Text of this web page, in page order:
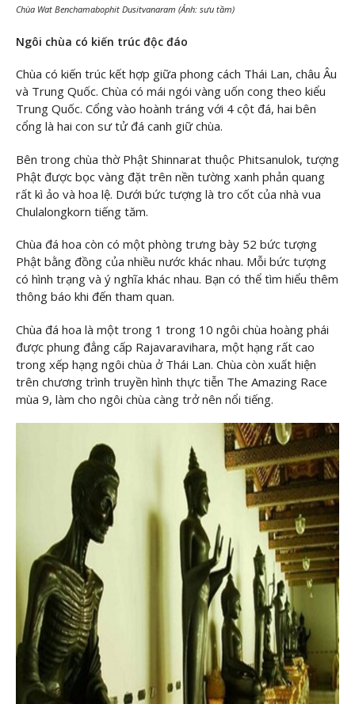
Chùa Wat Benchamabophit Dusitvanaram (Ảnh: sưu tầm)
Ngôi chùa có kiến trúc độc đáo
Chùa có kiến trúc kết hợp giữa phong cách Thái Lan, châu Âu
và Trung Quốc. Chùa có mái ngói vàng uốn cong theo kiểu
Trung Quốc. Cổng vào hoành tráng với 4 cột đá, hai bên
cổng là hai con sư tử đá canh giữ chùa.
Bên trong chùa thờ Phật Shinnarat thuộc Phitsanulok, tượng
Phật được bọc vàng đặt trên nền tường xanh phản quang
rất kì ảo và hoa lệ. Dưới bức tượng là tro cốt của nhà vua
Chulalongkorn tiếng tăm.
Chùa đá hoa còn có một phòng trưng bày 52 bức tượng
Phật bằng đồng của nhiều nước khác nhau. Mỗi bức tượng
có hình trạng và ý nghĩa khác nhau. Bạn có thể tìm hiểu thêm
thông báo khi đến tham quan.
Chùa đá hoa là một trong 1 trong 10 ngôi chùa hoàng phái
được phung đẳng cấp Rajavaravihara, một hạng rất cao
trong xếp hạng ngôi chùa ở Thái Lan. Chùa còn xuất hiện
trên chương trình truyền hình thực tiễn The Amazing Race
mùa 9, làm cho ngôi chùa càng trở nên nổi tiếng.